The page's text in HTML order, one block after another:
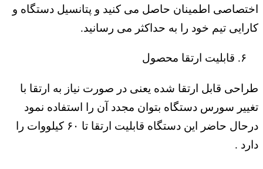
اختصاصی اطمینان حاصل می کنید و پتانسیل دستگاه و
کارایی تیم خود را به حداکثر می رسانید.
طراحی قابل ارتقا شده یعنی در صورت نیاز به ارتقا با
تغییر سورس دستگاه بتوان مجدد آن را استفاده نمود
درحال حاضر این دستگاه قابلیت ارتقا تا ۶۰ کیلووات را
دارد .